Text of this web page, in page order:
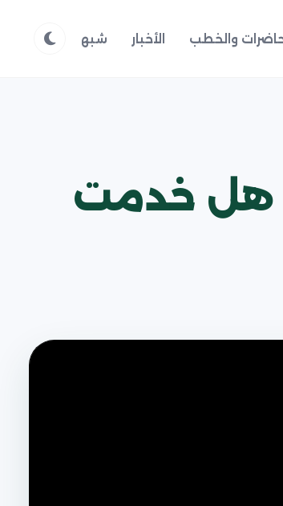
والخطب الأخبار شبهات وردود
الحسينية بين الشعار والشعائر ح٩: هل خدمت